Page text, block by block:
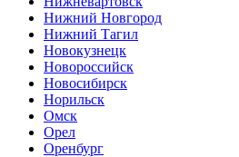
Нижний Новгород
Нижний Тагил
Новокузнецк
Новороссийск
Новосибирск
Норильск
Омск
Орел
Оренбург